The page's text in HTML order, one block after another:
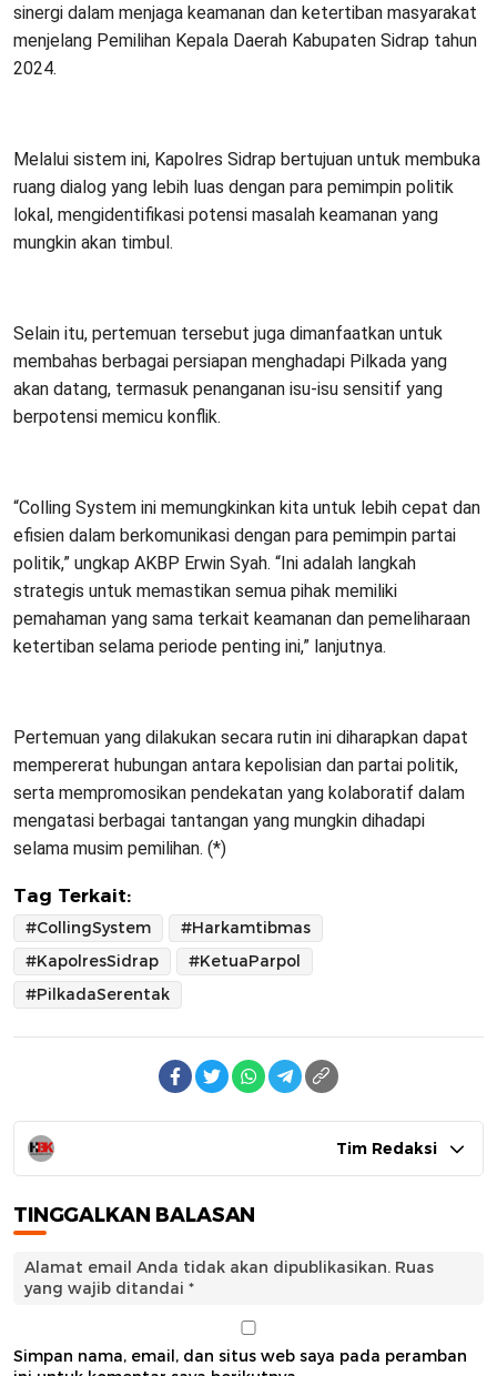
sinergi dalam menjaga keamanan dan ketertiban masyarakat
menjelang Pemilihan Kepala Daerah Kabupaten Sidrap tahun
2024.
Melalui sistem ini, Kapolres Sidrap bertujuan untuk membuka
ruang dialog yang lebih luas dengan para pemimpin politik
lokal, mengidentifikasi potensi masalah keamanan yang
mungkin akan timbul.
Selain itu, pertemuan tersebut juga dimanfaatkan untuk
membahas berbagai persiapan menghadapi Pilkada yang
akan datang, termasuk penanganan isu-isu sensitif yang
berpotensi memicu konflik.
“Colling System ini memungkinkan kita untuk lebih cepat dan
efisien dalam berkomunikasi dengan para pemimpin partai
politik,” ungkap AKBP Erwin Syah. “Ini adalah langkah
strategis untuk memastikan semua pihak memiliki
pemahaman yang sama terkait keamanan dan pemeliharaan
ketertiban selama periode penting ini,” lanjutnya.
Pertemuan yang dilakukan secara rutin ini diharapkan dapat
mempererat hubungan antara kepolisian dan partai politik,
serta mempromosikan pendekatan yang kolaboratif dalam
mengatasi berbagai tantangan yang mungkin dihadapi
selama musim pemilihan. (*)
Tag Terkait:
#CollingSystem
#Harkamtibmas
#KapolresSidrap
#KetuaParpol
#PilkadaSerentak
Tim Redaksi
TINGGALKAN BALASAN
Alamat email Anda tidak akan dipublikasikan. Ruas
yang wajib ditandai *
Simpan nama, email, dan situs web saya pada peramban